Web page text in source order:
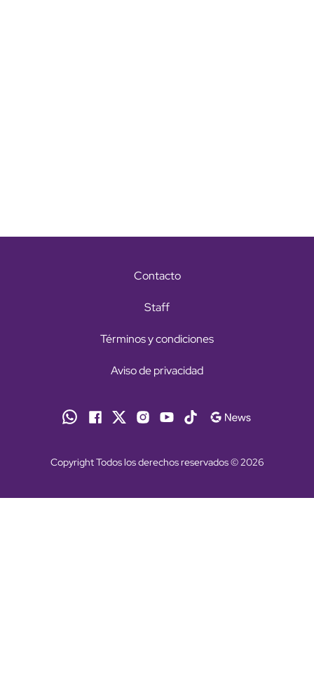
Contacto
Staff
Términos y condiciones
Aviso de privacidad
Copyright Todos los derechos reservados © 2026